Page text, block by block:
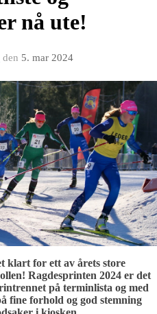
nå ute!
den 5. mar 2024
klart for ett av årets store
Ragdesprinten 2024 er det
på terminlista og med
fine forhold og god stemning